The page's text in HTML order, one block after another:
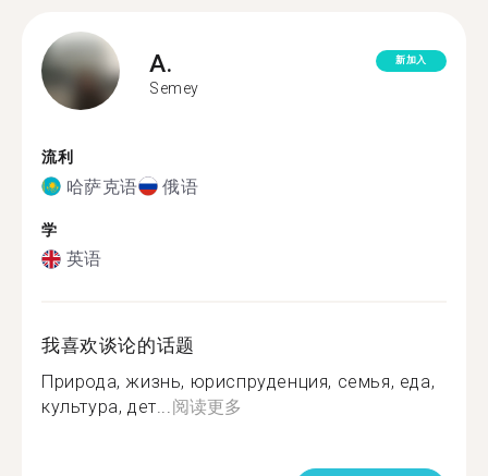
A.
Semey
新加入
流利
哈萨克语 俄语
学
英语
我喜欢谈论的话题
Природа, жизнь, юриспруденция, семья, еда,
культура, дет...阅读更多